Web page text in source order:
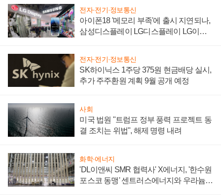
전자·전기·정보통신
아이폰18 '메모리 부족'에 출시 지연되나,
삼성디스플레이 LG디스플레이 LG이노
전자·전기·정보통신
SK하이닉스 1주당 375원 현금배당 실시,
추가 주주환원 계획 9월 공개 예정
사회
미국 법원 "트럼프 정부 풍력 프로젝트 동
결 조치는 위법", 해제 명령 내려
화학·에너지
'DL이앤씨 SMR 협력사' X에너지, '한수원
포스코 동맹' 센트러스에너지와 우라늄